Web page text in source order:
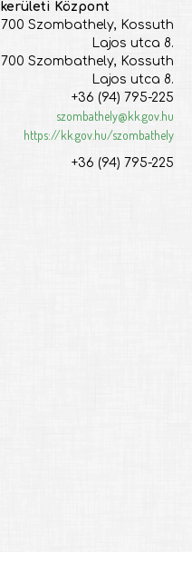
Központ
Szombathely, Kossuth
Lajos utca 8.
Szombathely, Kossuth
Lajos utca 8.
+36 (94) 795-225
szombathely@kk.gov.hu
https://kk.gov.hu/szombathely
+36 (94) 795-225